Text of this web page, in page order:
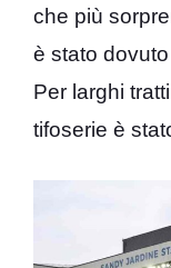
che più
è stato
Per larghi
tifoserie è